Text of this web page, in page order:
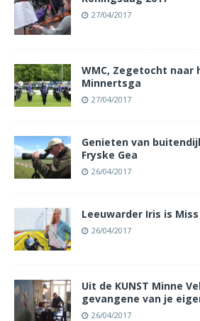
27/04/2017
WMC, Zegetocht naar
Minnertsga
27/04/2017
Genieten van
Fryske Gea
26/04/2017
Leeuwarder Iris is
26/04/2017
Uit de KUNST Minne
gevangene van je
26/04/2017